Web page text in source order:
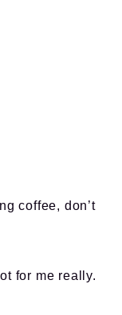
coffee, don’t
for me really.